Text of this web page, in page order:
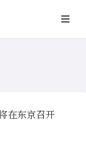
在东京召开